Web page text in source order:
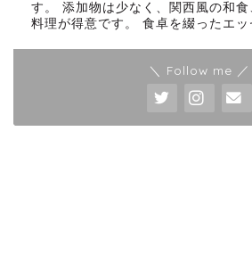
す。 添加物は少なく、関西風の和
料理が得意です。 食卓を綴ったエッ
＼ Follow me ／